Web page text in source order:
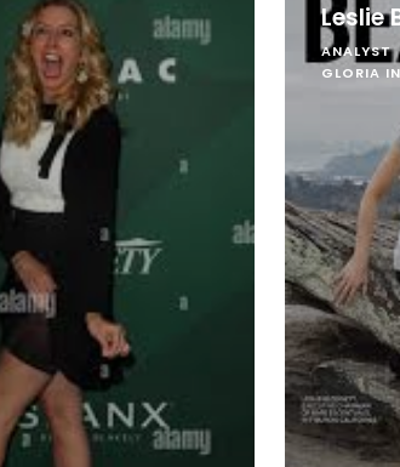
Leslie
ANALYST
GLORIA